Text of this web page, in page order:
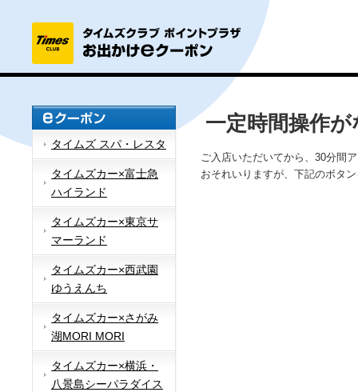
タイムズ スパ・レスタ
タイムズカー×富士急
ハイランド
タイムズカー×東京サ
マーランド
タイムズカー×西武園
ゆうえんち
タイムズカー×さがみ
湖MORI MORI
タイムズカー×横浜・
八景島シーパラダイス
一定時間操作
ご入店いただいてから、30分間
おそれいりますが、下記のボタ